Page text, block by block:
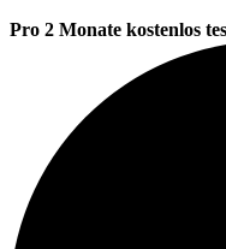
Pro 2 Monate kostenlos